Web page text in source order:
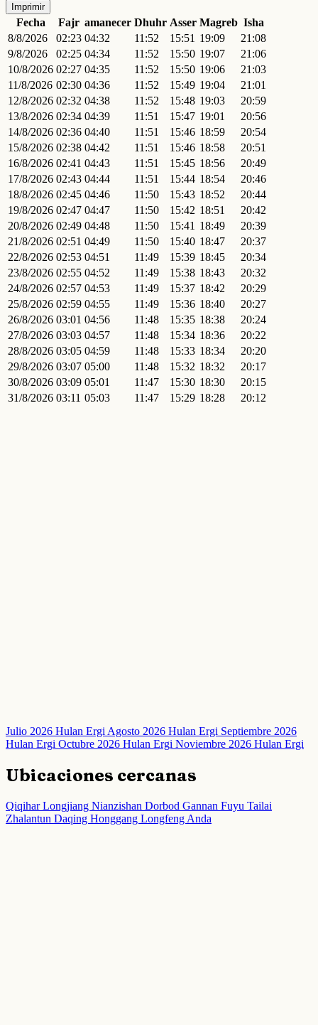
Imprimir
Fecha Fajr amanecer Dhuhr Asser Magreb Isha
8/8/2026
02:23 04:32 11:52 15:51 19:09
21:08
9/8/2026
02:25 04:34 11:52 15:50 19:07
21:06
10/8/2026 02:27 04:35 11:52 15:50 19:06
21:03
11/8/2026 02:30 04:36 11:52 15:49 19:04
21:01
12/8/2026 02:32 04:38 11:52 15:48 19:03
20:59
13/8/2026 02:34 04:39 11:51 15:47 19:01
20:56
14/8/2026 02:36 04:40 11:51 15:46 18:59
20:54
15/8/2026 02:38 04:42 11:51 15:46 18:58
20:51
16/8/2026 02:41 04:43 11:51 15:45 18:56
20:49
17/8/2026 02:43 04:44 11:51 15:44 18:54
20:46
18/8/2026 02:45 04:46 11:50 15:43 18:52
20:44
19/8/2026 02:47 04:47 11:50 15:42 18:51
20:42
20/8/2026 02:49 04:48 11:50 15:41 18:49
20:39
21/8/2026 02:51 04:49 11:50 15:40 18:47
20:37
22/8/2026 02:53 04:51 11:49 15:39 18:45
20:34
23/8/2026 02:55 04:52 11:49 15:38 18:43
20:32
24/8/2026 02:57 04:53 11:49 15:37 18:42
20:29
25/8/2026 02:59 04:55 11:49 15:36 18:40
20:27
26/8/2026 03:01 04:56 11:48 15:35 18:38
20:24
27/8/2026 03:03 04:57 11:48 15:34 18:36
20:22
28/8/2026 03:05 04:59 11:48 15:33 18:34
20:20
29/8/2026 03:07 05:00 11:48 15:32 18:32
20:17
30/8/2026 03:09 05:01 11:47 15:30 18:30
20:15
31/8/2026 03:11 05:03 11:47 15:29 18:28 20:12
Julio 2026 Hulan ErgiAgosto 2026 Hulan Ergi Septiembre 2026
Hulan Ergi Octubre 2026 Hulan Ergi Noviembre 2026 Hulan Ergi
Ubicaciones cercanas
QiqiharLongjiang Nianzishan Dorbod Gannan Fuyu Tailai
Zhalantun Daqing Honggang Longfeng Anda